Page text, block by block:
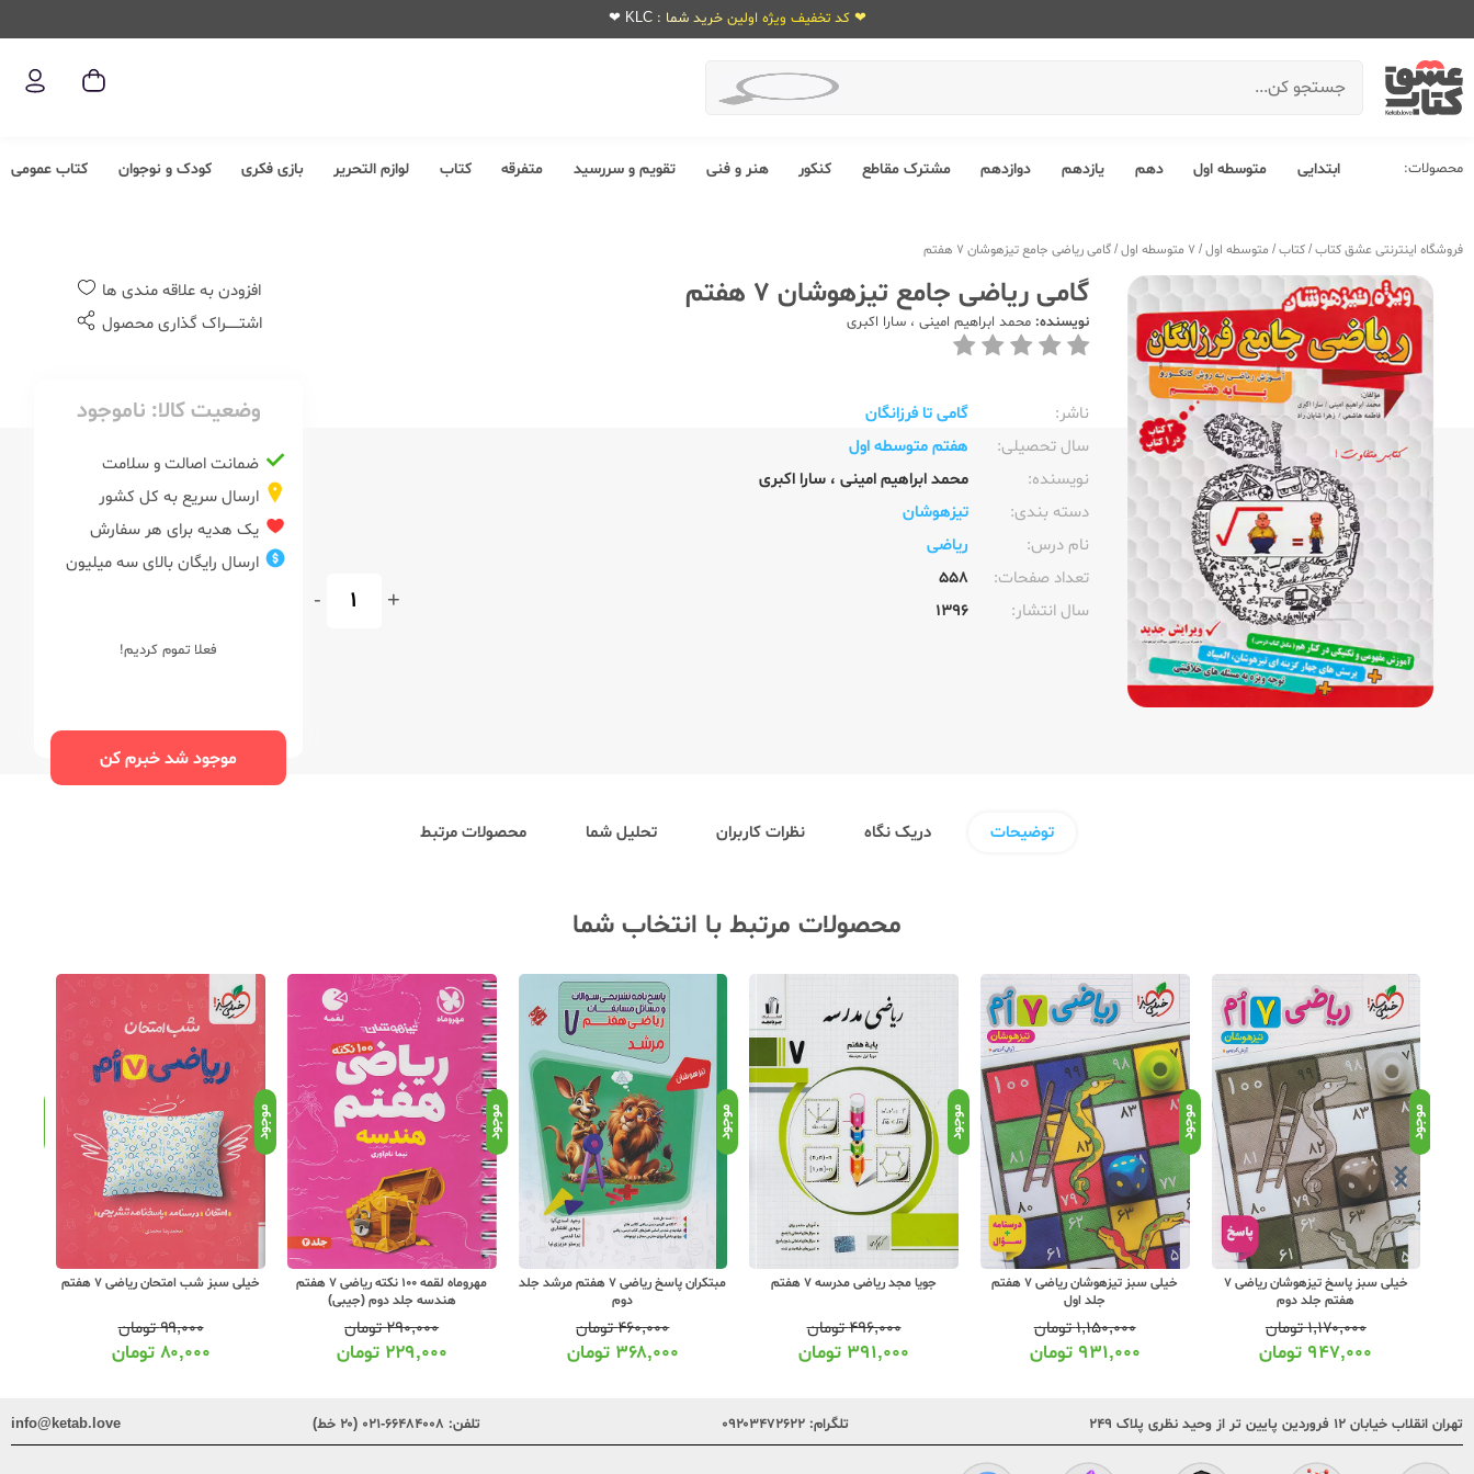
❤ کد تخفیف ویژه اولین خرید شما : KLC ❤
محصولات: ابتدایی متوسطه اول دهم یازدهم دوازدهم مشترک مقاطع کنکور هنر و فنی تقویم و سررسید متفرقه کتاب لوازم التحریر بازی فکری کودک و نوجوان کتاب عمومی
فروشگاه اینترنتی عشق کتاب/کتاب/ متوسطه اول/ 7 متوسطه اول /گامی ریاضی جامع تیزهوشان 7 هفتم
گامی ریاضی جامع تیزهوشان 7 هفتم
نویسنده: محمد ابراهیم امینی ، سارا اکبری
ناشر:‌
گامی تا فرزانگان
سال تحصیلی:‌
هفتم متوسطه اول
نویسنده:‌
محمد ابراهیم امینی ، سارا اکبری
دسته بندی:
تیزهوشان
نام درس:
ریاضی
تعداد صفحات:‌
558
سال انتشار:‌
1396
+
-
افزودن به علاقه مندی ها
اشتــــــراک گذاری محصول
وضعیت کالا: ناموجود
ضمانت اصالت و سلامت
ارسال سریع به کل کشور
یک هدیه برای هر سفارش
ارسال رایگان بالای سه میلیون
فعلا تموم کردیم!
موجود شد خبرم کن
توضیحات دریک نگاه نظرات کاربران تحلیل شما محصولات مرتبط
محصولات مرتبط با انتخاب شما
موجود
خیلی سبز پاسخ تیزهوشان ریاضی 7
هفتم جلد دوم
۱,۱۷۰,۰۰۰تومان
۹۴۷,۰۰۰تومان
موجود
خیلی سبز تیزهوشان ریاضی 7 هفتم
جلد اول
۱,۱۵۰,۰۰۰تومان
۹۳۱,۰۰۰ تومان
موجود
جویا مجد ریاضی مدرسه 7 هفتم
۴۹۶,۰۰۰تومان
۳۹۱,۰۰۰ تومان
موجود
مبتکران پاسخ ریاضی 7 هفتم مرشد جلد
دوم
۴۶۰,۰۰۰تومان
۳۶۸,۰۰۰ تومان
موجود
مهروماه لقمه 100 نکته ریاضی 7 هفتم
هندسه جلد دوم (جیبی)
۲۹۰,۰۰۰تومان
۲۲۹,۰۰۰ تومان
موجود
خیلی سبز شب امتحان ریاضی 7 هفتم
۹۹,۰۰۰تومان
۸۰,۰۰۰ تومان
تهران انقلاب خیابان ۱۲ فروردین پایین تر از وحید نظری پلاک ۲۴۹ تلگرام: ۰۹۲۰۳۴۷۲۶۲۲ تلفن: ۶۶۴۸۴۰۰۸-۰۲۱ (۲۰ خط) info@ketab.love